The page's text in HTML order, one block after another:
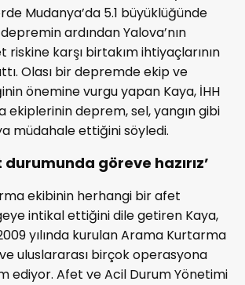
Mudanya’da 5.1 büyüklüğünde
ardından Yalova’nın
karşı birtakım ihtiyaçlarının
Olası bir depremde ekip ve
önemine vurgu yapan Kaya, İHH
deprem, sel, yangın gibi
müdahale ettiğini söyledi.
durumunda göreve hazırız’
ekibinin herhangi bir afet
intikal ettiğini dile getiren Kaya,
yılında kurulan Arama Kurtarma
uluslararası birçok operasyona
ediyor. Afet ve Acil Durum Yönetimi